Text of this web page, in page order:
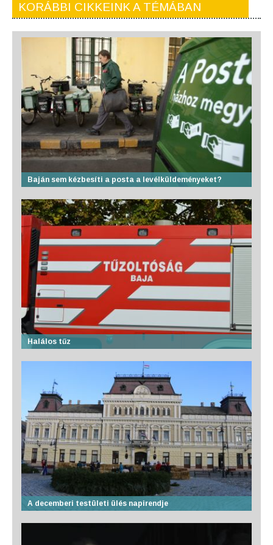
KORÁBBI CIKKEINK A TÉMÁBAN
Baján sem kézbesíti a posta a levélküldeményeket?
Halálos tűz
A decemberi testületi ülés napirendje